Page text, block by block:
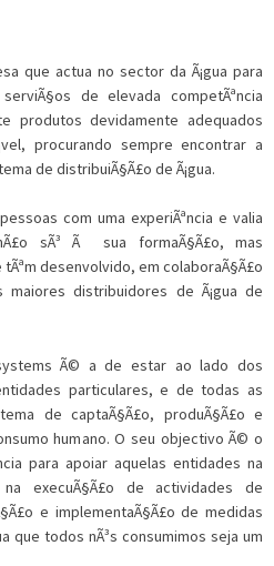
que actua no sector da Ã¡gua para
de elevada competÃªncia
produtos devidamente adequados
procurando sempre encontrar a
de distribuiÃ§Ã£o de Ã¡gua.
com uma experiÃªncia e valia
sÃ³ Ã sua formaÃ§Ã£o, mas
desenvolvido, em colaboraÃ§Ã£o
distribuidores de Ã¡gua de
Ã© a de estar ao lado dos
particulares, e de todas as
de captaÃ§Ã£o, produÃ§Ã£o e
humano. O seu objectivo Ã© o
para apoiar aquelas entidades na
execuÃ§Ã£o de actividades de
e implementaÃ§Ã£o de medidas
que todos nÃ³s consumimos seja um